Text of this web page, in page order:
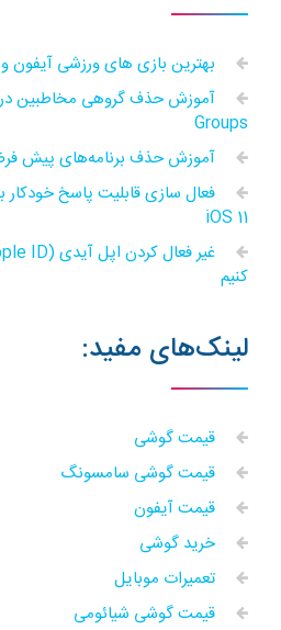
بهترین بازی های ورزشی آیفون
آموزش حذف گروهی مخاطبین در
Groups
آموزش حذف برنامه‌های پیش
فعال سازی قابلیت پاسخ خودکار
iOS 11
کنیم
لینک‌های مفید:
قیمت گوشی
قیمت گوشی سامسونگ
قیمت آیفون
خرید گوشی
تعمیرات موبایل
قیمت گوشی شیائومی